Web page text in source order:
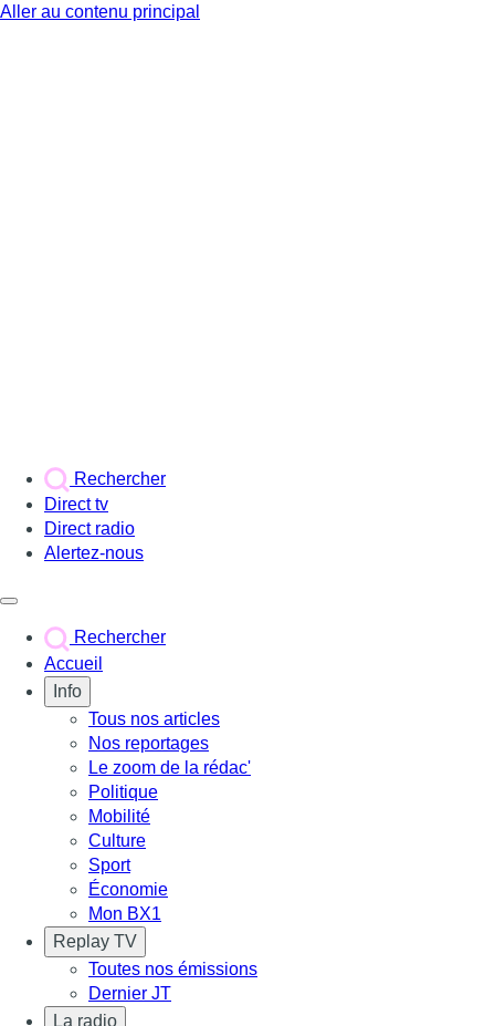
Aller au contenu principal
Rechercher
Direct tv
Direct radio
Alertez-nous
Rechercher
Accueil
Info
Tous nos articles
Nos reportages
Le zoom de la rédac'
Politique
Mobilité
Culture
Sport
Économie
Mon BX1
Replay TV
Toutes nos émissions
Dernier JT
La radio